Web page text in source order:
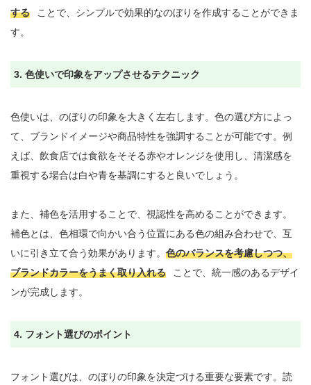
する
ことで、シンプルで効果的なのぼりを作成することができま
す。
3. 色使いで印象をアップさせるテクニック
色使いは、のぼりの印象を大きく左右します。色の選び方によっ
て、ブランドイメージや商品特性を強調することが可能です。例
えば、飲食店では食欲をそそる赤やオレンジを使用し、清潔感を
重視する場合は白や青を基調にすると良いでしょう。
また、補色を活用することで、視認性を高めることができます。
補色とは、色相環で向かい合う位置にある色の組み合わせで、互
いに引き立て合う効果があります。 色のバランスを考慮しつつ、
ブランドカラーをうまく取り入れる
ことで、統一感のあるデザイ
ンが完成します。
4. フォント選びのポイント
フォント選びは、のぼりの印象を決定づける重要な要素です。読